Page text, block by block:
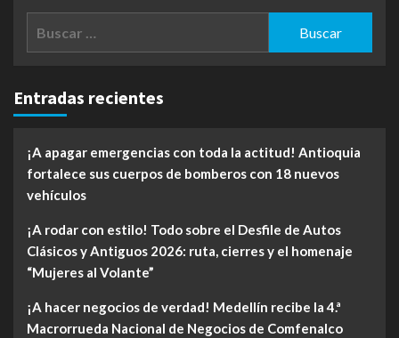
Entradas recientes
¡A apagar emergencias con toda la actitud! Antioquia
fortalece sus cuerpos de bomberos con 18 nuevos
vehículos
¡A rodar con estilo! Todo sobre el Desfile de Autos
Clásicos y Antiguos 2026: ruta, cierres y el homenaje
“Mujeres al Volante”
¡A hacer negocios de verdad! Medellín recibe la 4.ª
Macrorrueda Nacional de Negocios de Comfenalco